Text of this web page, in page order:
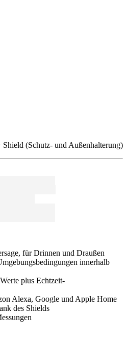
Shield (Schutz- und Außenhalterung)
für Drinnen und Draußen
innerhalb
plus Echtzeit-
Alexa, Google und Apple Home
des Shields